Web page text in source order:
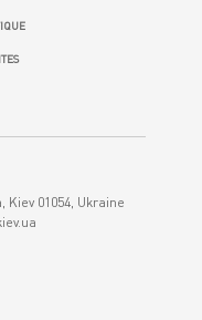
01054, Ukraine